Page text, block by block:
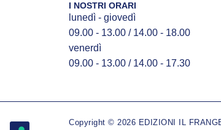
I NOSTRI ORARI
lunedì - giovedì
09.00 - 13.00 / 14.00 - 18.00
venerdì
09.00 - 13.00 / 14.00 - 17.30
Copyright © 2026 EDIZIONI IL